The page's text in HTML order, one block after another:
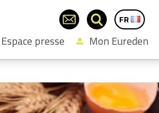
FR
Espace presse Mon Eureden